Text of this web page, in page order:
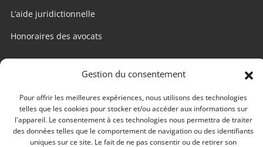
Gestion du consentement
Pour offrir les meilleures expériences, nous utilisons des technologies
telles que les cookies pour stocker et/ou accéder aux informations sur
l'appareil. Le consentement à ces technologies nous permettra de traiter
des données telles que le comportement de navigation ou des identifiants
uniques sur ce site. Le fait de ne pas consentir ou de retirer son
L’aide juridictionnelle
Honoraires des avocats
Edago
Conseil national des barreaux
Conférences des bâtonniers